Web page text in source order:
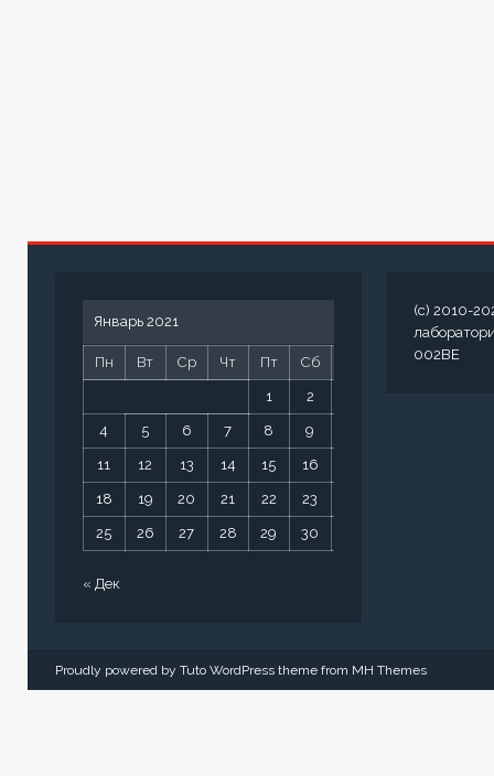
Январь 2021
Пн Вт Ср Чт Пт Сб
1 2
4 5 6 7 8 9
11 12 13 14 15 16
18 19 20 21 22 23
25 26 27 28 29 30
« Дек
(c) 2010-
002BE
Proudly powered by Tuto WordPress theme from MH Themes